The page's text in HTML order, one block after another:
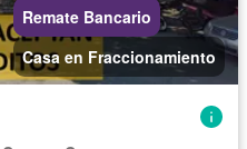
Remate Bancario
Casa en Fraccionamiento